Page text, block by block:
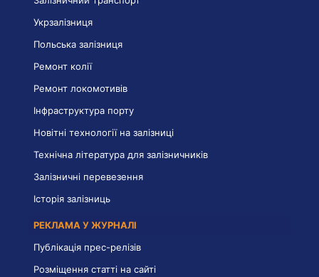
Укрзалізниця
Польська залізниця
Ремонт колії
Ремонт локомотивів
Інфраструктура порту
Новітні технології на залізниці
Технічна література для залізничників
Залізничні перевезення
Історія залізниць
РЕКЛАМА У ЖУРНАЛІ
Публікація прес-релізів
Розміщення статті на сайті